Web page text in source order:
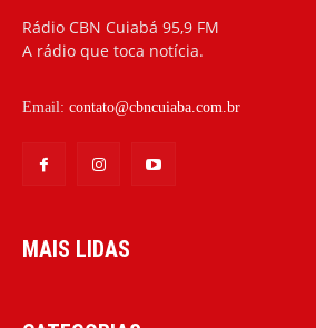
Rádio CBN Cuiabá 95,9 FM
A rádio que toca notícia.
Email: contato@cbncuiaba.com.br
MAIS LIDAS